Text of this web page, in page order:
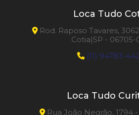
Loca Tudo
Rod. Raposo Tavares,
Cotia|SP - 06705-
(11) 94783-
Loca Tudo
Rua João Negrão, 1794